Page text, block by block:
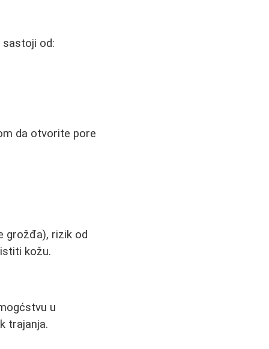
sastoji od:
da otvorite pore
grožđa), rizik od
kožu.
u
trajanja.